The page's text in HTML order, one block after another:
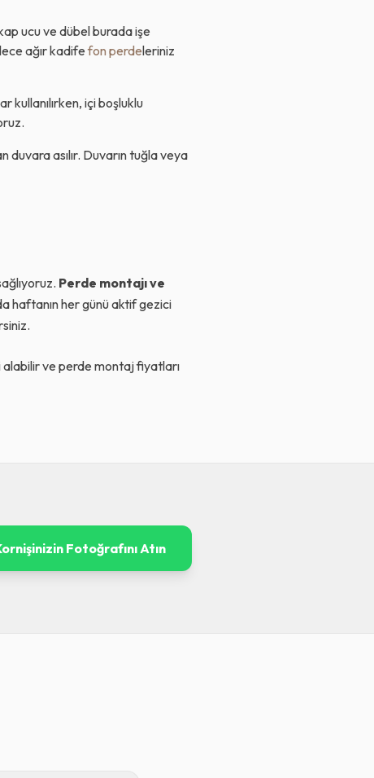
ucu ve dübel burada işe
ağır kadifefon perdeleriniz
kullanılırken, içi boşluklu
duvara asılır. Duvarın tuğla veya
Perde montajı ve
haftanın her günü aktif gezici
alabilir ve perde montaj fiyatları
Fotoğrafını Atın